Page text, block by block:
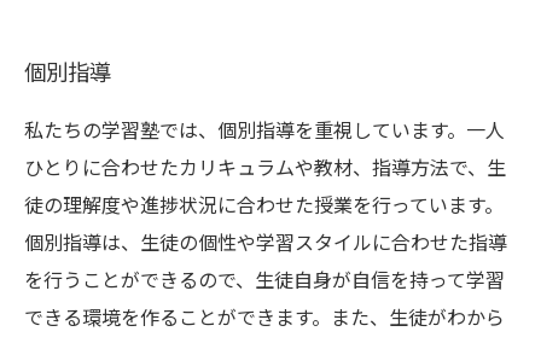
個別指導
私たちの学習塾では、個別指導を重視しています。一人
ひとりに合わせたカリキュラムや教材、指導方法で、生
徒の理解度や進捗状況に合わせた授業を行っています。
個別指導は、生徒の個性や学習スタイルに合わせた指導
を行うことができるので、生徒自身が自信を持って学習
できる環境を作ることができます。また、生徒がわから